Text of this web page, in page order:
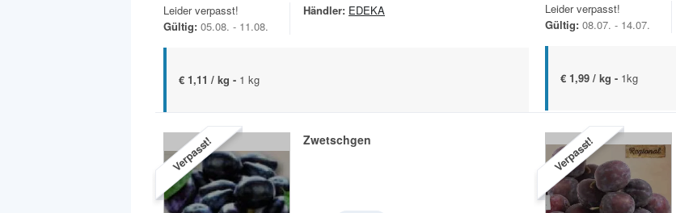
Leider verpasst!
Gültig: 05.08. - 11.08.
Händler: EDEKA
€ 1,11 / kg - 1 kg
Leider verpasst!
Gültig: 08.07. - 14.07.
€ 1,99 / kg - 1kg
Verpasst! Zwetschgen Verpasst!